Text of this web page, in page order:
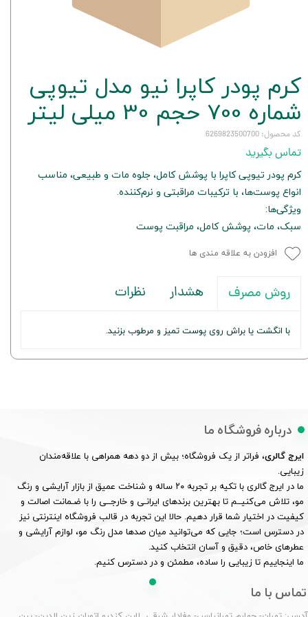
کرم پودر کاپرا نیو مدل تیوپی
شماره 700 حجم 30 میلی لیتر
کد محصول: 6269823500700
تماس بگیرید
کرم پودر تیوپی کاپرا با پوشش کامل، جلوه مات و طبیعی، مناسب
انواع پوست‌ها، با ترکیبات مراقبتی و نرم‌کننده.
ویژگی‌ها:
سبک، مات، پوشش کامل، مراقبت پوست
افزودن به علاقه مندی ها
روش مصرف هشدار نظرات
با انگشت یا براش روی پوست تمیز و مرطوب بزنید.
درباره فروشگاه ما
ایرج گالری، فراتر از یک فروشگاه؛ بیش از دو دهه همراهی با علاقه‌مندان
زیبایی.
ما در ایرج گالری با تکیه بر تجربه ۲۰ ساله و شناخت عمیق از بازار آرایشی و رنگ
مو، تلاش می‌کنیــم تا بهترین برندهای ایرانـی و خارجــی را با ضـمانت اصالت و
کیفیت در اختیار شما قرار دهیم. حالا این تجربه در قالب فروشگاه اینترنتی نیز
در دسترس است؛ جایی که می‌توانید میان صدها مدل رنگ مو، لوازم آرایشی و
عطرهای خاص، دقیق و آسان انتخاب کنید.
ما اینجاییم تا زیبایی را ساده، مطمئن و در دسترس کنیم.
تماس با ما